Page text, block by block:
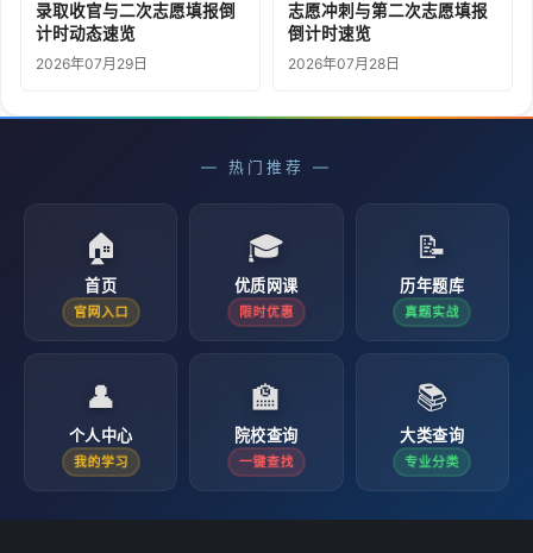
录取收官与二次志愿填报倒
计时动态速览
2026年07月29日
志愿冲刺与第二次志愿填报
倒计时速览
2026年07月28日
— 热门推荐 —
🏠
首页
官网入口
🎓
优质网课
限时优惠
📝
历年题库
真题实战
👤
个人中心
我的学习
🏫
院校查询
一键查找
📚
大类查询
专业分类